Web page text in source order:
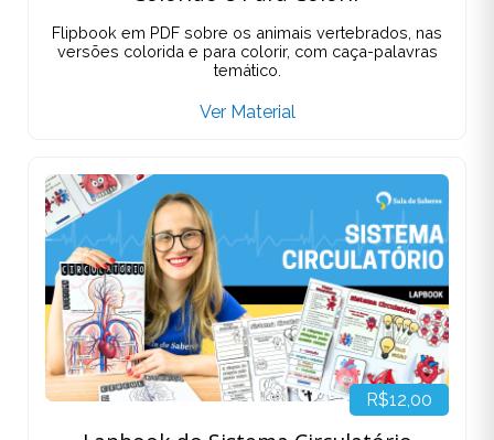
Flipbook em PDF sobre os animais vertebrados, nas
versões colorida e para colorir, com caça-palavras
temático.
Ver Material
R$12,00